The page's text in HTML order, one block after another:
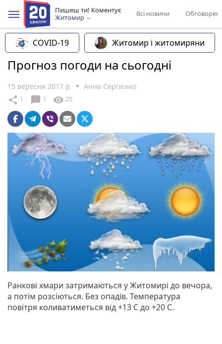
Пишеш ти! Коментує
Житомир
Всі новини
COVID-19 Житомир і житомиряни
Прогноз погоди на сьогодні
15 вересня 2017 р. Анна Сергієнко
share 1 chat_bubble 1 visibility 25
Ранкові хмари затримаються у Житомирі до вечора,
а потім розсіються. Без опадів. Температура
повітря коливатиметься від +13 С до +20 С.